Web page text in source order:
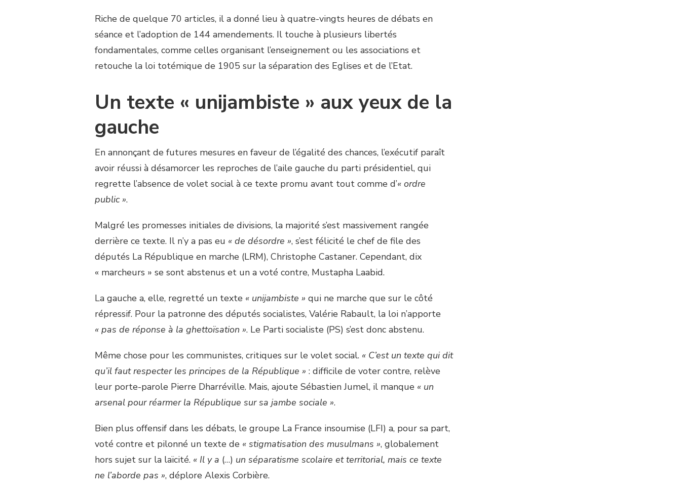
Riche de quelque 70 articles, il a donné lieu à quatre-vingts heures de débats en
séance et l’adoption de 144 amendements. Il touche à plusieurs libertés
fondamentales, comme celles organisant l’enseignement ou les associations et
retouche la loi totémique de 1905 sur la séparation des Eglises et de l’Etat.
Un texte « unijambiste » aux yeux de la
gauche
En annonçant de futures mesures en faveur de l’égalité des chances, l’exécutif paraît
avoir réussi à désamorcer les reproches de l’aile gauche du parti présidentiel, qui
regrette l’absence de volet social à ce texte promu avant tout comme d’« ordre
public ».
Malgré les promesses initiales de divisions, la majorité s’est massivement rangée
derrière ce texte. Il n’y a pas eu « de désordre », s’est félicité le chef de file des
députés La République en marche (LRM), Christophe Castaner. Cependant, dix
« marcheurs » se sont abstenus et un a voté contre, Mustapha Laabid.
La gauche a, elle, regretté un texte « unijambiste » qui ne marche que sur le côté
répressif. Pour la patronne des députés socialistes, Valérie Rabault, la loi n’apporte
« pas de réponse à la ghettoïsation ». Le Parti socialiste (PS) s’est donc abstenu.
Même chose pour les communistes, critiques sur le volet social. « C’est un texte qui dit
qu’il faut respecter les principes de la République » : difficile de voter contre, relève
leur porte-parole Pierre Dharréville. Mais, ajoute Sébastien Jumel, il manque « un
arsenal pour réarmer la République sur sa jambe sociale ».
Bien plus offensif dans les débats, le groupe La France insoumise (LFI) a, pour sa part,
voté contre et pilonné un texte de « stigmatisation des musulmans », globalement
hors sujet sur la laïcité. « Il y a (…) un séparatisme scolaire et territorial, mais ce texte
ne l’aborde pas », déplore Alexis Corbière.